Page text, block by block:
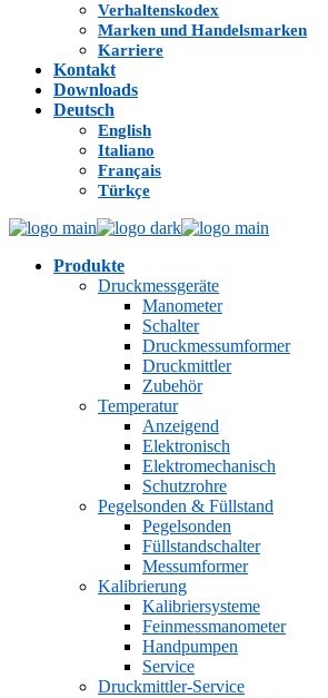
Verhaltenskodex
Marken und Handelsmarken
Karriere
Kontakt
Downloads
Deutsch
English
Italiano
Français
Türkçe
Produkte
Druckmessgeräte
Manometer
Schalter
Druckmessumformer
Druckmittler
Zubehör
Temperatur
Anzeigend
Elektronisch
Elektromechanisch
Schutzrohre
Pegelsonden & Füllstand
Pegelsonden
Füllstandschalter
Messumformer
Kalibrierung
Kalibriersysteme
Feinmessmanometer
Handpumpen
Service
Druckmittler-Service